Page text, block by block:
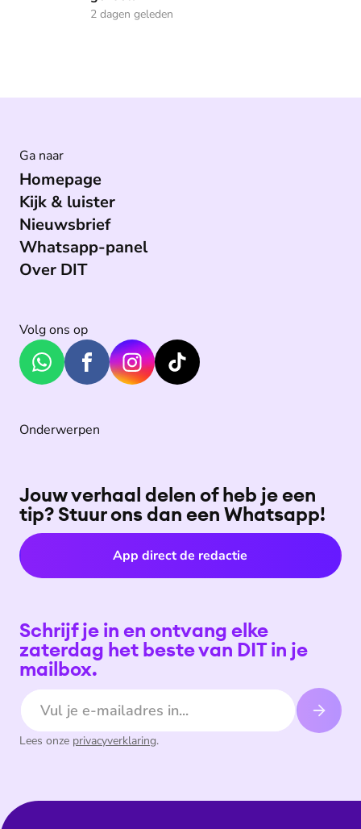
2 dagen geleden
Ga naar
Homepage
Kijk & luister
Nieuwsbrief
Whatsapp-panel
Over DIT
Volg ons op
Onderwerpen
Jouw verhaal delen of heb je een
tip? Stuur ons dan een Whatsapp!
App direct de redactie
Schrijf je in en ontvang elke
zaterdag het beste van DIT in je
mailbox.
E-mailadres
Lees onze privacyverklaring.